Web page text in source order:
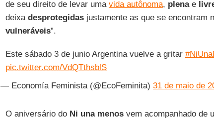
de seu direito de levar uma vida autônoma, plenae
deixa desprotegidasjustamente as que se encontram
vulneráveis”.
Este sábado 3 de junio Argentina vuelve a gritar
pic.twitter.com/VdQTthsblS
— Economía Feminista (@EcoFeminita) 31 de maio de
O aniversário do Ni una menosvem acompanhado de